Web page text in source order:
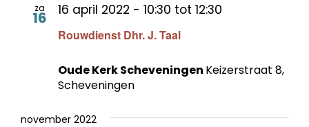
za
16
Rouwdienst Dhr. J. Taal
16 april 2022 - 10:30 tot 12:30
Oude Kerk Scheveningen Keizerstraat 8,
Scheveningen
november 2022